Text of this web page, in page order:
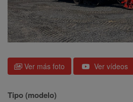
Ver más foto Ver vídeos
Tipo (modelo)